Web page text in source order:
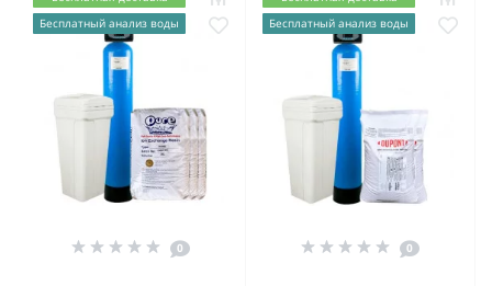
Бесплатный анализ воды
0
Бесплатный анализ воды
0